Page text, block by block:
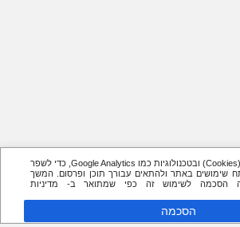
אנו משתמשים בעוגיות (Cookies) ובטכנולוגיות כמו Google Analytics, כדי לשפר
שימושים באתר ולהתאים עבורך תוכן ופרסום. המשך
הסכמה לשימוש זה כפי שמתואר ב- מדיניות
הסכמה